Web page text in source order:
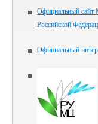
Официальный сайт
Российской
Официальный